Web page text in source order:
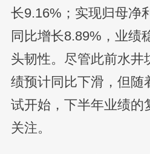
长9.16%；实现归母净
同比增长8.89%，业绩
头韧性。尽管此前水井
绩预计同比下滑，但随
试开始，下半年业绩的
关注。